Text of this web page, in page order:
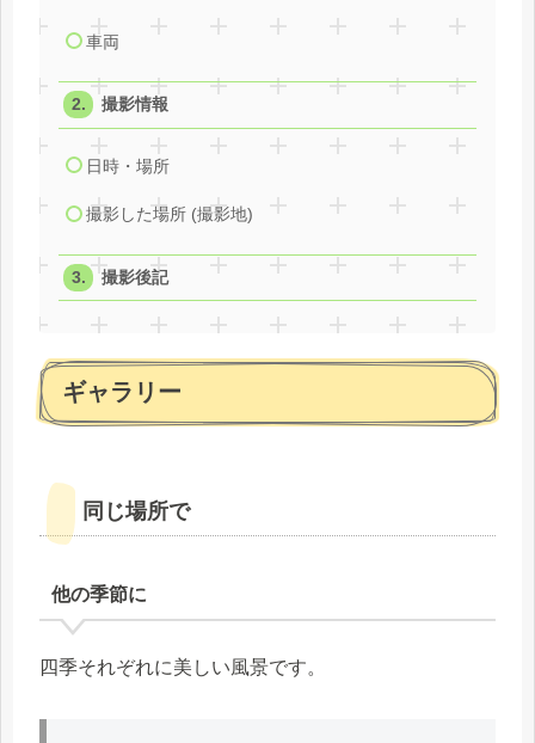
車両
撮影情報
日時・場所
撮影した場所 (撮影地)
撮影後記
ギャラリー
同じ場所で
他の季節に
四季それぞれに美しい風景です。